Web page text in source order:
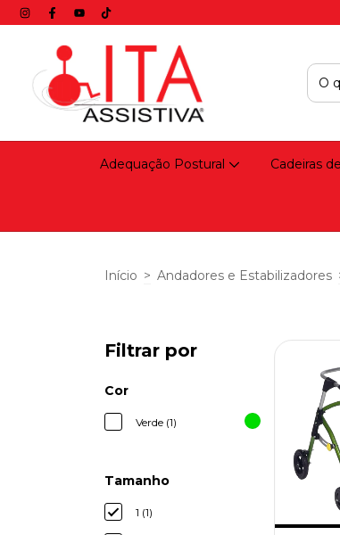
Adequação Postural Cadeiras
Início > Andadores e Estabilizadores
Filtrar por
Cor
Verde (1)
Tamanho
1 (1)